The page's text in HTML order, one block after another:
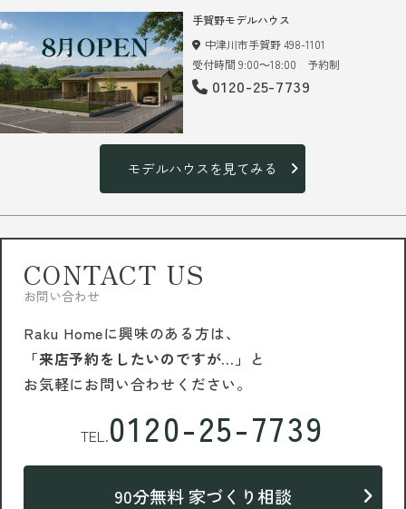
手賀野モデルハウス
中津川市手賀野 498-1101
受付時間 9:00～18:00 予約制
0120-25-7739
モデルハウスを見てみる
CONTACT US
お問い合わせ
Raku Homeに興味のある方は、
「来店予約をしたいのですが…」 と
お気軽にお問い合わせください。
TEL.0120-25-7739
90分無料 家づくり相談